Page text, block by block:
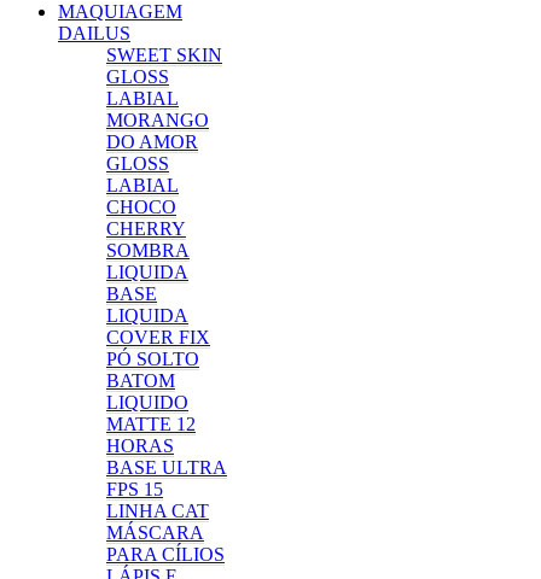
MAQUIAGEM
DAILUS
SWEET SKIN
GLOSS
LABIAL
MORANGO
DO AMOR
GLOSS
LABIAL
CHOCO
CHERRY
SOMBRA
LIQUIDA
BASE
LIQUIDA
COVER FIX
PÓ SOLTO
BATOM
LIQUIDO
MATTE 12
HORAS
BASE ULTRA
FPS 15
LINHA CAT
MÁSCARA
PARA CÍLIOS